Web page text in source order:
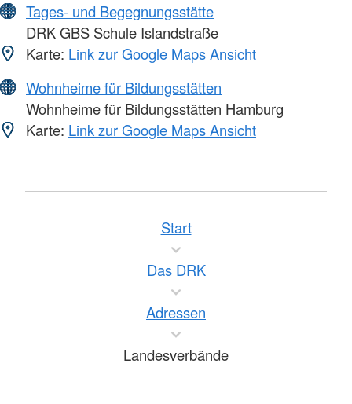
Tages- und Begegnungsstätte
DRK GBS Schule Islandstraße
Karte: Link zur Google Maps Ansicht
Wohnheime für Bildungsstätten
Wohnheime für Bildungsstätten Hamburg
Karte: Link zur Google Maps Ansicht
Start
Das DRK
Adressen
Landesverbände